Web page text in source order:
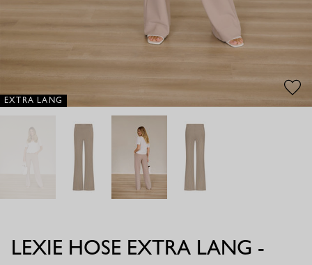
EXTRA LANG
LEXIE HOSE EXTRA LANG -